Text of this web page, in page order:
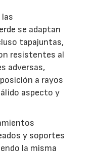
se adaptan
tapajuntas,
resistentes al
adversas,
a rayos
aspecto y
y soportes
la misma